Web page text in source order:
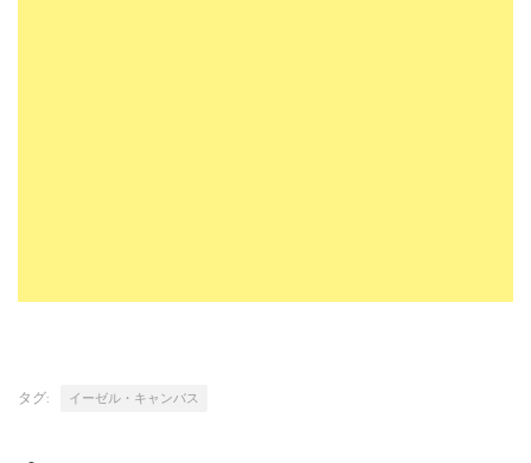
タグ: イーゼル・キャンバス